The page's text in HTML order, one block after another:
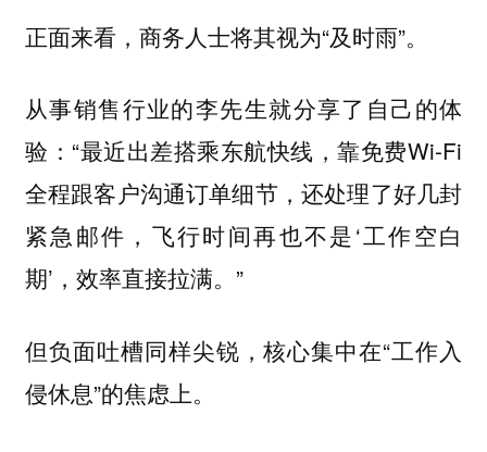
正面来看，商务人士将其视为“及时雨”。
从事销售行业的李先生就分享了自己的体
验：“最近出差搭乘东航快线，靠免费Wi-Fi
全程跟客户沟通订单细节，还处理了好几封
紧急邮件，飞行时间再也不是‘工作空白
期’，效率直接拉满。”
但负面吐槽同样尖锐，核心集中在“工作入
侵休息”的焦虑上。